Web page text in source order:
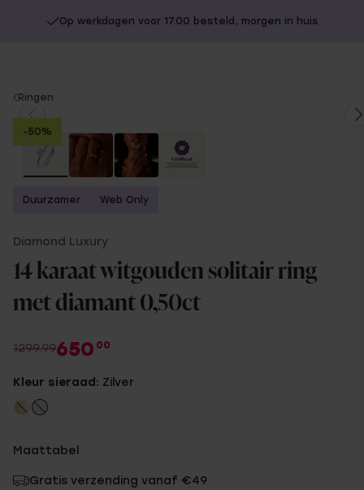
Op werkdagen voor 17.00 besteld, morgen in huis
You
are
here:
Ringen
-50%
Duurzamer Web Only
Diamond Luxury
14 karaat witgouden solitair ring
met diamant 0,50ct
1299.99650 00
Kleur sieraad: Zilver
Maattabel
Gratis verzending vanaf €49